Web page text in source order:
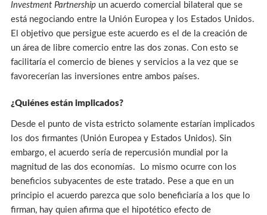
Investment Partnership un acuerdo comercial bilateral que se
está negociando entre la Unión Europea y los Estados Unidos.
El objetivo que persigue este acuerdo es el de la creación de
un área de libre comercio entre las dos zonas. Con esto se
facilitaría el comercio de bienes y servicios a la vez que se
favorecerían las inversiones entre ambos países.
¿Quiénes están implicados?
Desde el punto de vista estricto solamente estarían implicados
los dos firmantes (Unión Europea y Estados Unidos). Sin
embargo, el acuerdo sería de repercusión mundial por la
magnitud de las dos economías. Lo mismo ocurre con los
beneficios subyacentes de este tratado. Pese a que en un
principio el acuerdo parezca que solo beneficiaría a los que lo
firman, hay quien afirma que el hipotético efecto de